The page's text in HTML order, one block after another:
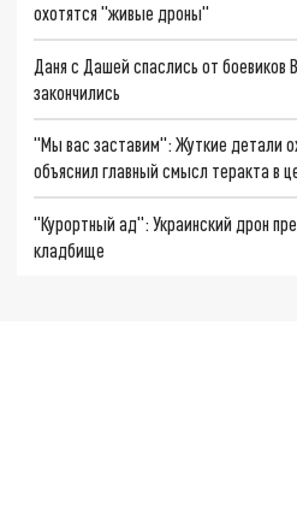
охотятся "живые дроны"
Даня с Дашей спаслись от
закончились
"Мы вас заставим": Жуткие детали
объяснил главный смысл теракта в
"Курортный ад": Украинский дрон
кладбище